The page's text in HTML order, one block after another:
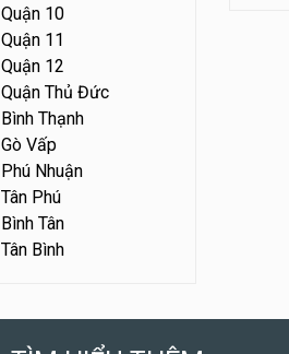
Quận 10
Quận 11
Quận 12
Quận Thủ Đức
Bình Thạnh
Gò Vấp
Phú Nhuận
Tân Phú
Bình Tân
Tân Bình